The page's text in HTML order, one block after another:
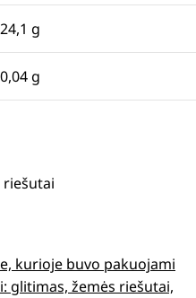
24,1 g
0,04 g
kurioje buvo pakuojami
glitimas, žemės riešutai,